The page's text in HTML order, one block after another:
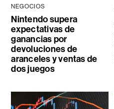
NEGOCIOS
Nintendo supera
expectativas de
ganancias por
devoluciones de
aranceles y ventas de
dos juegos